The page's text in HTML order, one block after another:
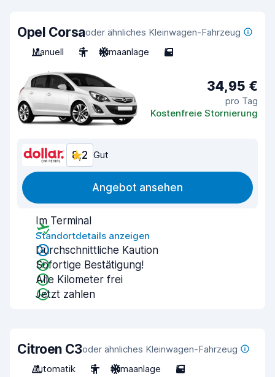
Opel Corsaoder ähnliches Kleinwagen-Fahrzeug
Manuell
5 Klimaanlage 5
34,95 €
pro Tag
Kostenfreie Stornierung
8,2 Gut
Angebot ansehen
Im Terminal
Standortdetails anzeigen
Durchschnittliche Kaution
Sofortige Bestätigung!
Alle Kilometer frei
Jetzt zahlen
Citroen C3oder ähnliches Kleinwagen-Fahrzeug
Automatik
5 Klimaanlage 5